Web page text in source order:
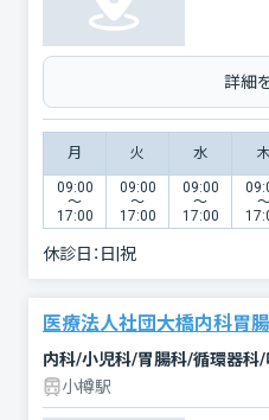
詳細
月 火 水 木
09:00
〜
17:00
09:00
〜
17:00
09:00
〜
17:00
休診日： 日|祝
医療法人社団大橋内科胃
内科/小児科/胃腸科/循環器科
小樽駅